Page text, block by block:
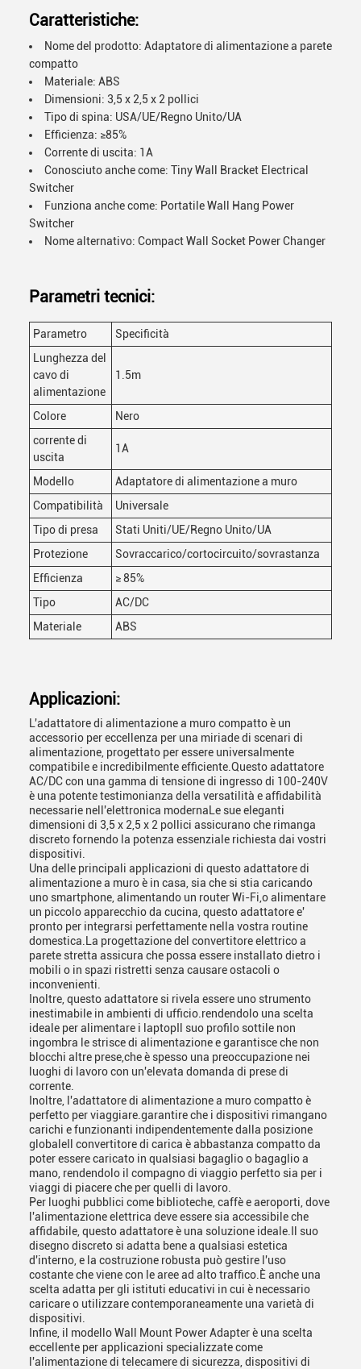
Caratteristiche:
Nome del prodotto: Adaptatore di alimentazione a parete
compatto
Materiale: ABS
Dimensioni: 3,5 x 2,5 x 2 pollici
Tipo di spina: USA/UE/Regno Unito/UA
Efficienza: ≥85%
Corrente di uscita: 1A
Conosciuto anche come: Tiny Wall Bracket Electrical
Switcher
Funziona anche come: Portatile Wall Hang Power
Switcher
Nome alternativo: Compact Wall Socket Power Changer
Parametri tecnici:
Parametro
Specificità
Lunghezza del
cavo di
alimentazione
1.5m
Colore
Nero
corrente di
uscita
1A
Modello
Adaptatore di alimentazione a muro
Compatibilità
Universale
Tipo di presa
Stati Uniti/UE/Regno Unito/UA
Protezione
Sovraccarico/cortocircuito/sovrastanza
Efficienza
≥ 85%
Tipo
AC/DC
Materiale
ABS
Applicazioni:
L'adattatore di alimentazione a muro compatto è un
accessorio per eccellenza per una miriade di scenari di
alimentazione, progettato per essere universalmente
compatibile e incredibilmente efficiente.Questo adattatore
AC/DC con una gamma di tensione di ingresso di 100-240V
è una potente testimonianza della versatilità e affidabilità
necessarie nell'elettronica modernaLe sue eleganti
dimensioni di 3,5 x 2,5 x 2 pollici assicurano che rimanga
discreto fornendo la potenza essenziale richiesta dai vostri
dispositivi.
Una delle principali applicazioni di questo adattatore di
alimentazione a muro è in casa, sia che si stia caricando
uno smartphone, alimentando un router Wi-Fi,o alimentare
un piccolo apparecchio da cucina, questo adattatore e'
pronto per integrarsi perfettamente nella vostra routine
domestica.La progettazione del convertitore elettrico a
parete stretta assicura che possa essere installato dietro i
mobili o in spazi ristretti senza causare ostacoli o
inconvenienti.
Inoltre, questo adattatore si rivela essere uno strumento
inestimabile in ambienti di ufficio.rendendolo una scelta
ideale per alimentare i laptopIl suo profilo sottile non
ingombra le strisce di alimentazione e garantisce che non
blocchi altre prese,che è spesso una preoccupazione nei
luoghi di lavoro con un'elevata domanda di prese di
corrente.
Inoltre, l'adattatore di alimentazione a muro compatto è
perfetto per viaggiare.garantire che i dispositivi rimangano
carichi e funzionanti indipendentemente dalla posizione
globaleIl convertitore di carica è abbastanza compatto da
poter essere caricato in qualsiasi bagaglio o bagaglio a
mano, rendendolo il compagno di viaggio perfetto sia per i
viaggi di piacere che per quelli di lavoro.
Per luoghi pubblici come biblioteche, caffè e aeroporti, dove
l'alimentazione elettrica deve essere sia accessibile che
affidabile, questo adattatore è una soluzione ideale.Il suo
disegno discreto si adatta bene a qualsiasi estetica
d'interno, e la costruzione robusta può gestire l'uso
costante che viene con le aree ad alto traffico.È anche una
scelta adatta per gli istituti educativi in cui è necessario
caricare o utilizzare contemporaneamente una varietà di
dispositivi.
Infine, il modello Wall Mount Power Adapter è una scelta
eccellente per applicazioni specializzate come
l'alimentazione di telecamere di sicurezza, dispositivi di